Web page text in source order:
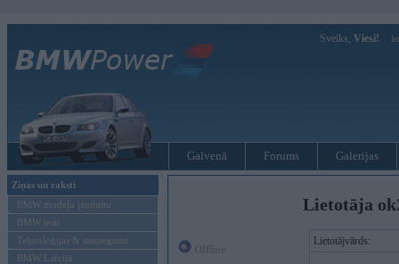
Sveiks, Viesi!
Galvenā Forums Galerijas
Ziņas un raksti
BMW modeļu jaunumi
BMW testi
Tehnoloģijas & sasniegumi
BMW Latvijā
Lietotāja
Lietotājvārds: